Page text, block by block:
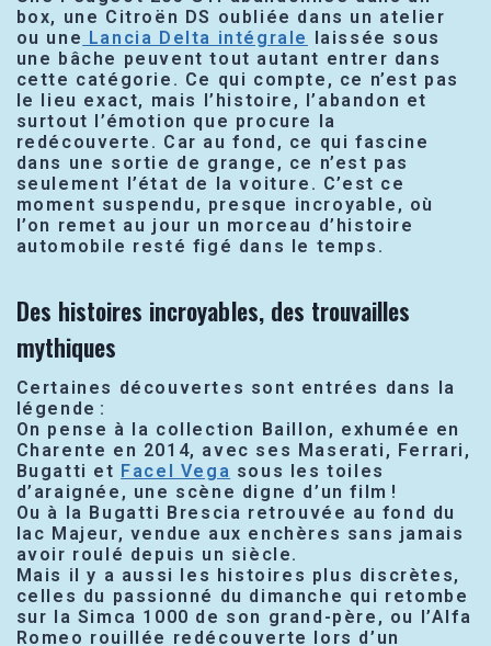
box, une Citroën DS oubliée dans un atelier
ou une Lancia Delta intégrale laissée sous
une bâche peuvent tout autant entrer dans
cette catégorie. Ce qui compte, ce n’est pas
le lieu exact, mais l’histoire, l’abandon et
surtout l’émotion que procure la
redécouverte. Car au fond, ce qui fascine
dans une sortie de grange, ce n’est pas
seulement l’état de la voiture. C’est ce
moment suspendu, presque incroyable, où
l’on remet au jour un morceau d’histoire
automobile resté figé dans le temps.
Des histoires incroyables, des trouvailles
mythiques
Certaines découvertes sont entrées dans la
légende :
On pense à la collection Baillon, exhumée en
Charente en 2014, avec ses Maserati, Ferrari,
Bugatti et Facel Vega sous les toiles
d’araignée, une scène digne d’un film !
Ou à la Bugatti Brescia retrouvée au fond du
lac Majeur, vendue aux enchères sans jamais
avoir roulé depuis un siècle.
Mais il y a aussi les histoires plus discrètes,
celles du passionné du dimanche qui retombe
sur la Simca 1000 de son grand-père, ou l’Alfa
Romeo rouillée redécouverte lors d’un